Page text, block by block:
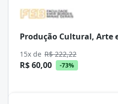
Produção Cultural, Arte
15x de R$ 222,22
R$ 60,00 -73%